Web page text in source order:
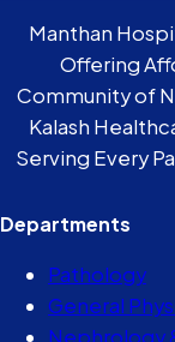
Manthan
Offering
Community of
Kalash
Serving Every
Departments
Pathology
General
Nephrology